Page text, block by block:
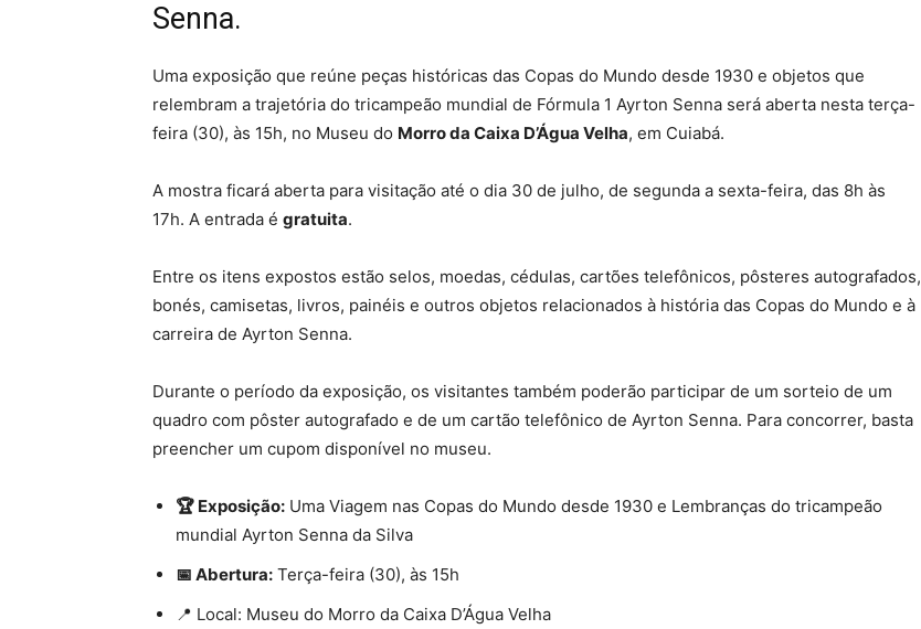
Senna.
Uma exposição que reúne peças históricas das Copas do Mundo desde 1930 e objetos que
relembram a trajetória do tricampeão mundial de Fórmula 1 Ayrton Senna será aberta nesta terça-
feira (30), às 15h, no Museu do Morro da Caixa D’Água Velha, em Cuiabá.
A mostra ficará aberta para visitação até o dia 30 de julho, de segunda a sexta-feira, das 8h às
17h. A entrada é gratuita.
Entre os itens expostos estão selos, moedas, cédulas, cartões telefônicos, pôsteres autografados,
bonés, camisetas, livros, painéis e outros objetos relacionados à história das Copas do Mundo e à
carreira de Ayrton Senna.
Durante o período da exposição, os visitantes também poderão participar de um sorteio de um
quadro com pôster autografado e de um cartão telefônico de Ayrton Senna. Para concorrer, basta
preencher um cupom disponível no museu.
🏆 Exposição: Uma Viagem nas Copas do Mundo desde 1930 e Lembranças do tricampeão
mundial Ayrton Senna da Silva
📅 Abertura: Terça-feira (30), às 15h
📍 Local: Museu do Morro da Caixa D’Água Velha